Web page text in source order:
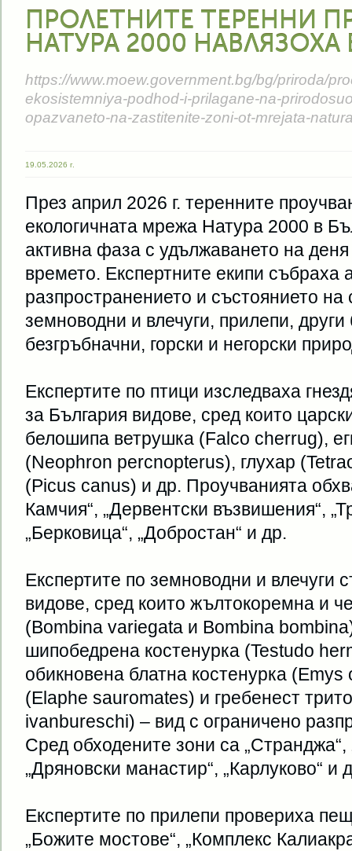
ПРОЛЕТНИТЕ ТЕРЕННИ
НАТУРА 2000
https://www.moew.government.bg/bg/priroda/
ekosistemniya-podhod-i-prilagane-na-
opazvaneto-na-zastitenite-zoni-ot-mrejata-
19.05.2026 г.
През април 2026 г. теренните
екологичната мрежа Натура 2000 в
активна фаза с удължаването на
времето. Експертните екипи събраха
разпространението и състоянието на
земноводни и влечуги, прилепи,
безгръбначни, горски и негорски
Експертите по птици изследваха
за България видове, сред които
белошипа ветрушка (Falco cherrug),
(Neophron percnopterus), глухар
(Picus canus) и др. Проучванията
Камчия“, „Дервентски възвишения“,
„Берковица“, „Добростан“ и др.
Експертите по земноводни и влечуги
видове, сред които жълтокоремна и
(Bombina variegata и Bombina
шипобедрена костенурка (Testudo
обикновена блатна костенурка
(Elaphe sauromates) и гребенест
ivanbureschi) – вид с ограничено
Сред обходените зони са „Странджа“,
„Дряновски манастир“, „Карлуково“ и
Експертите по прилепи провериха
„Божите мостове“, „Комплекс